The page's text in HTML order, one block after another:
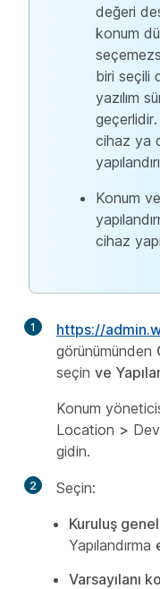
değeri
konum
biri seçili
yazılım
cihaz ya
Konum
cihaz
1 https://
görünümünden
seçin ve
Konum
Location >
gidin.
2
Seçin:
Kuruluş
Yapılandırma
Varsayılanı